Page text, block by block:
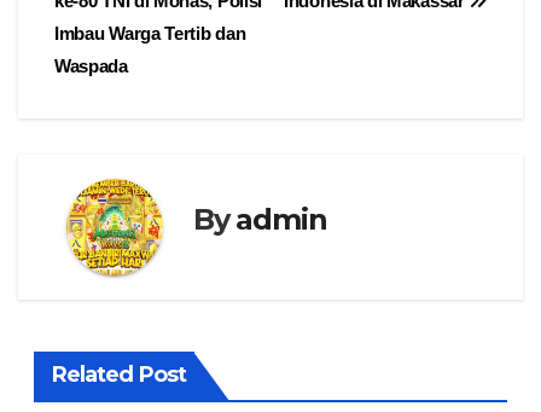
Imbau Warga Tertib dan
Waspada
Byadmin
Related Post